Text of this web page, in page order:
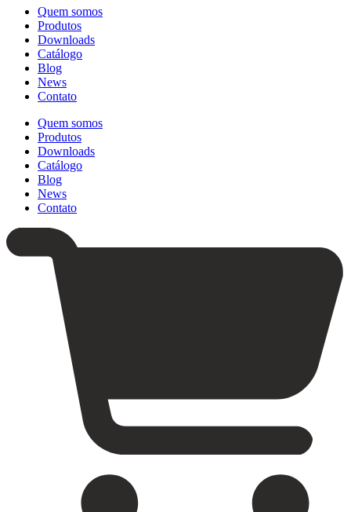
Quem somos
Produtos
Downloads
Catálogo
Blog
News
Contato
Quem somos
Produtos
Downloads
Catálogo
Blog
News
Contato